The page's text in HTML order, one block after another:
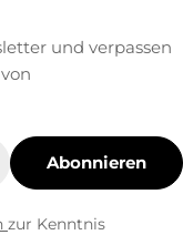
und verpassen
Abonnieren
zur Kenntnis